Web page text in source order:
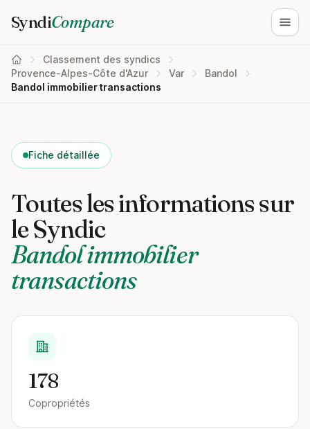
SyndiCompare
Classement des syndics
Provence-Alpes-Côte d'Azur
Var
Bandol
Bandol immobilier transactions
Fiche détaillée
Toutes les informations sur
le Syndic
Bandol immobilier
transactions
178
Copropriétés